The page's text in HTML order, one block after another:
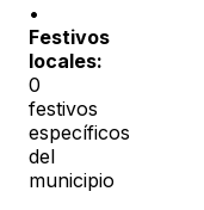
•
Festivos
locales:
0
festivos
específicos
del
municipio